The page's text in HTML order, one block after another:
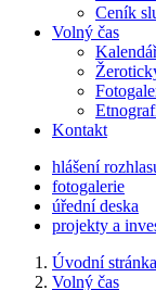
Ceník
Volný čas
Kontakt
hlášení
fotogalerie
úřední deska
projekty a
Úvodní stránka
Volný čas